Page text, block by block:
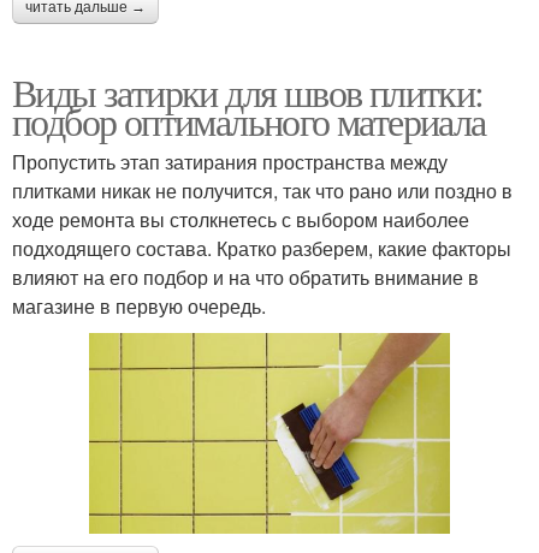
читать дальше →
Виды затирки для швов плитки:
подбор оптимального материала
Пропустить этап затирания пространства между
плитками никак не получится, так что рано или поздно в
ходе ремонта вы столкнетесь с выбором наиболее
подходящего состава. Кратко разберем, какие факторы
влияют на его подбор и на что обратить внимание в
магазине в первую очередь.